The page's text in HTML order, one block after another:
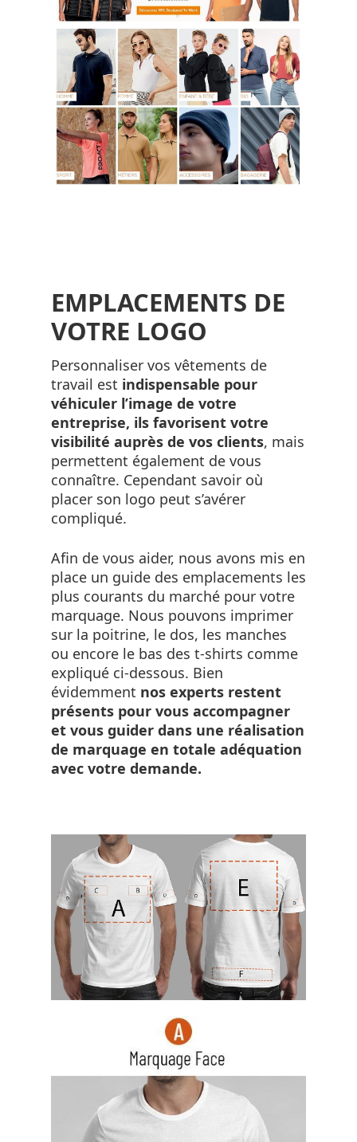
EMPLACEMENTS DE
VOTRE LOGO
Personnaliser vos vêtements de
travail est indispensable pour
véhiculer l’image de votre
entreprise, ils favorisent votre
visibilité auprès de vos clients, mais
permettent également de vous
connaître. Cependant savoir où
placer son logo peut s’avérer
compliqué.
Afin de vous aider, nous avons mis en
place un guide des emplacements les
plus courants du marché pour votre
marquage. Nous pouvons imprimer
sur la poitrine, le dos, les manches
ou encore le bas des t-shirts comme
expliqué ci-dessous. Bien
évidemment nos experts restent
présents pour vous accompagner
et vous guider dans une réalisation
de marquage en totale adéquation
avec votre demande.